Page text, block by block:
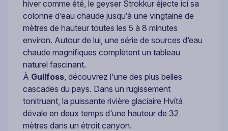
hiver comme été, le geyser Strokkur éjecte ici sa
colonne d‘eau chaude jusqu‘à une vingtaine de
mètres de hauteur toutes les 5 à 8 minutes
environ. Autour de lui, une série de sources d‘eau
chaude magnifiques complètent un tableau
naturel fascinant.
À Gullfoss , découvrez l‘une des plus belles
cascades du pays. Dans un rugissement
tonitruant, la puissante rivière glaciaire Hvítá
dévale en deux temps d‘une hauteur de 32
mètres dans un étroit canyon.